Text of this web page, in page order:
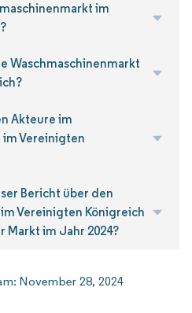
im
Waschmaschinenmarkt
Akteure im
im Vereinigten
Bericht über den
Vereinigten Königreich
Markt im Jahr 2024?
November 28, 2024